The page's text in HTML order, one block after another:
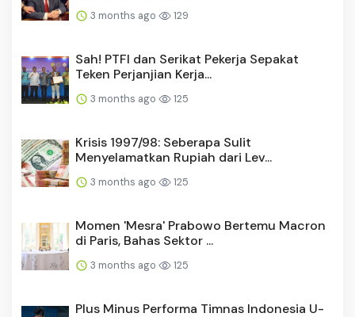
3 months ago 129
Sah! PTFI dan Serikat Pekerja Sepakat
Teken Perjanjian Kerja...
3 months ago 125
Krisis 1997/98: Seberapa Sulit
Menyelamatkan Rupiah dari Lev...
3 months ago 125
Momen 'Mesra' Prabowo Bertemu Macron
di Paris, Bahas Sektor ...
3 months ago 125
Plus Minus Performa Timnas Indonesia U-